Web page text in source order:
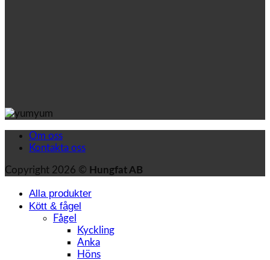
Om oss
Kontakta oss
Copyright 2026 © Hungfat AB
Alla produkter
Kött & fågel
Fågel
Kyckling
Anka
Höns